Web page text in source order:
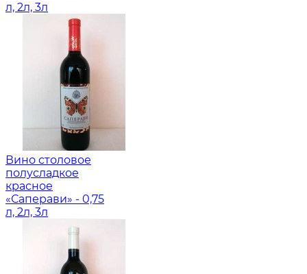
л, 2л, 3л
Вино столовое
полусладкое
красное
«Саперави» - 0,75
л, 2л, 3л